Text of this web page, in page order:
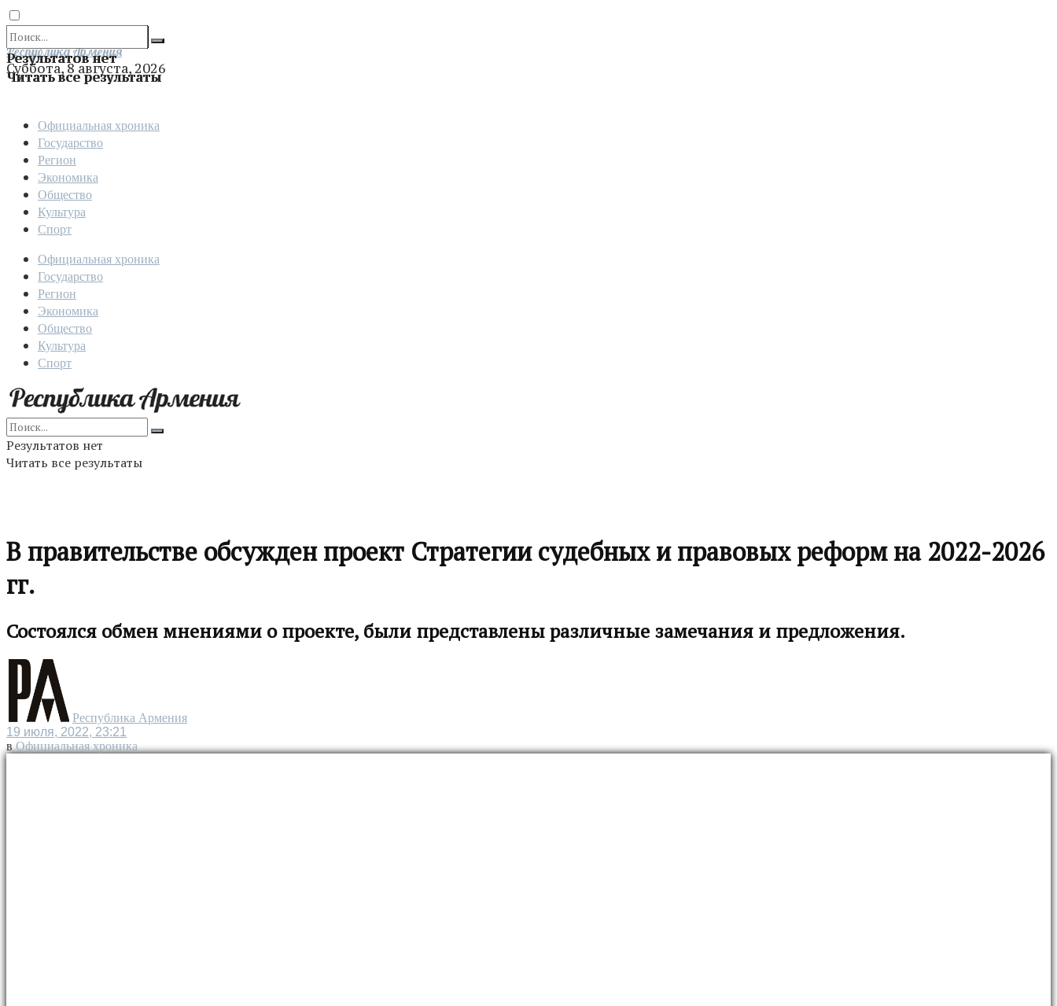
Результатов нет
Читать все результаты
Отправить
Республика Армения
Суббота, 8 августа, 2026
Официальная хроника
Государство
Регион
Экономика
Общество
Культура
Спорт
Официальная хроника
Государство
Регион
Экономика
Общество
Культура
Спорт
Результатов нет
Читать все результаты
В правительстве обсужден проект Стратегии судебных и правовых реформ на 2022-2026
гг.
Состоялся обмен мнениями о проекте, были представлены различные замечания и предложения.
Республика Армения
19 июля, 2022, 23:21
в Официальная хроника